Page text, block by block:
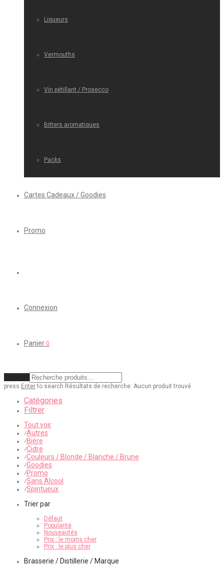
Liqueurs
Vermouths
Vin pétillant / Prosecco
Bitters aromatiques
Packs
Cartes Cadeaux / Goodies
Promo
Connexion
Panier 0
press Enterto search Résultats de recherche: Aucun produit trouvé.
Catégories
Filtrer
Tout voir
⁄Autres
⁄Bière
⁄Cidre
⁄Couleurs / Blonde / Blanche / Brune
⁄Goodies
⁄Promo
⁄Sans Alcool
⁄Spiritueux
Trier par
Défaut
Popularité
Nouveautés
Prix : le moins cher
Prix : le plus cher
Brasserie / Distillerie / Marque